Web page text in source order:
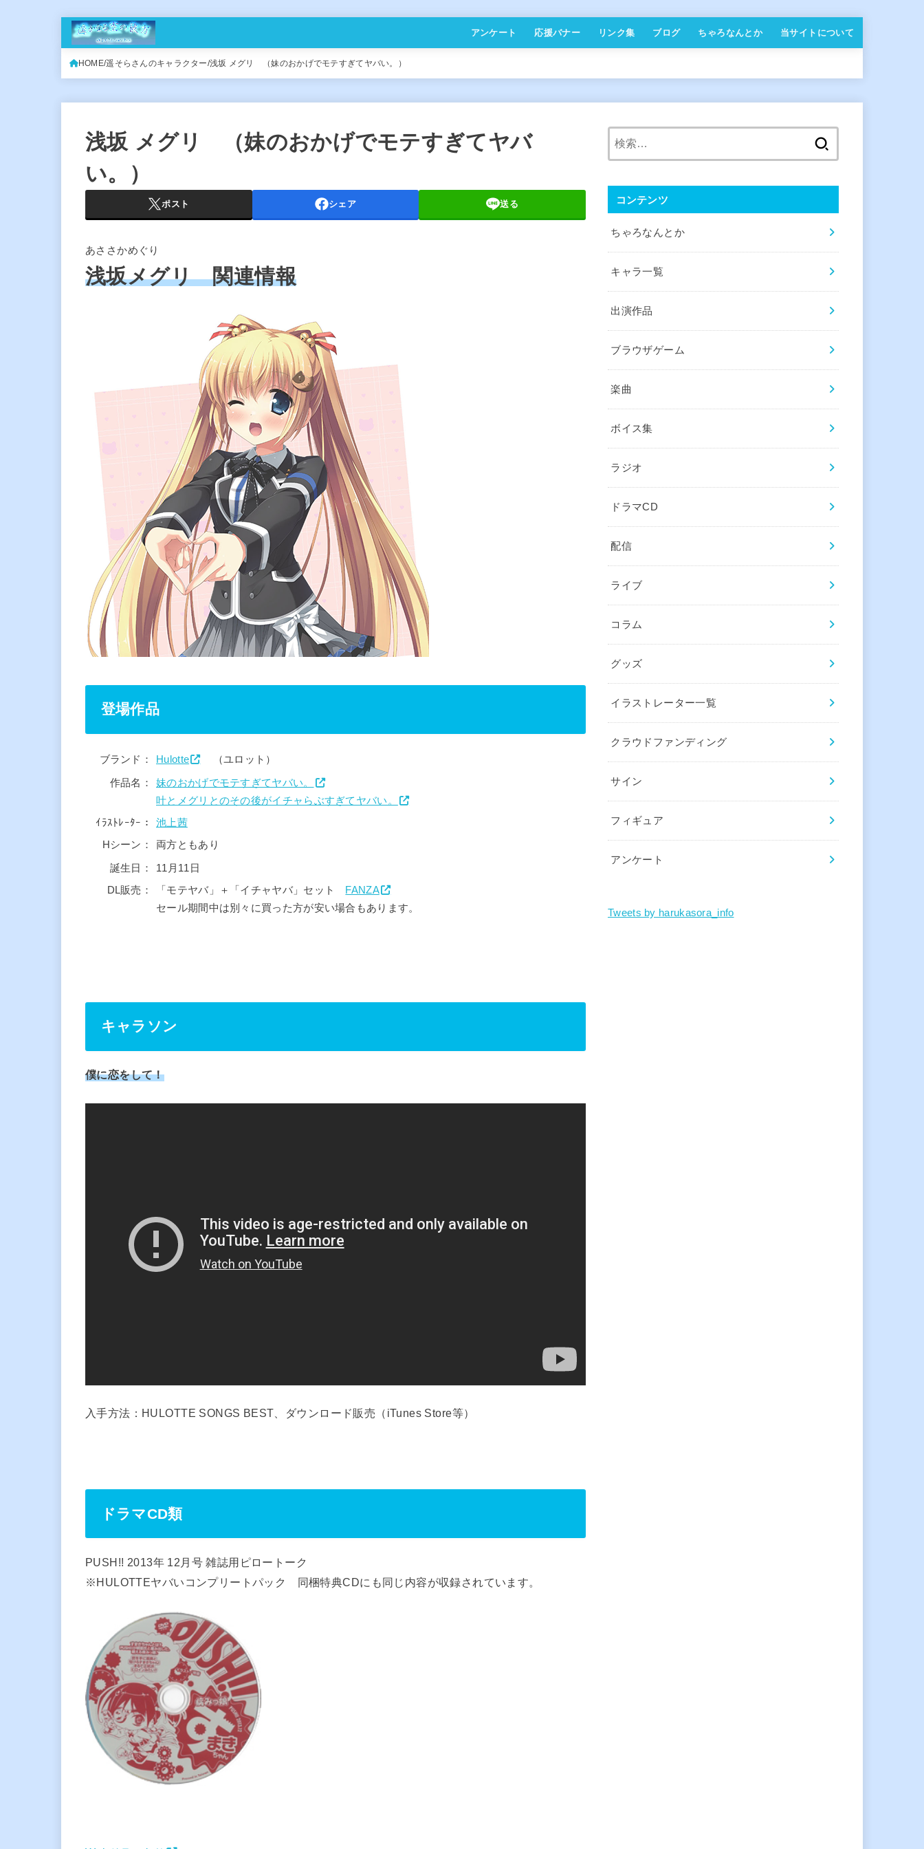
アンケート 応援バナー リンク集 ブログ ちゃろなんとか 当サイトについて
HOME 遥そらさんのキャラクター 浅坂 メグリ （妹のおかげでモテすぎてヤバい。）
浅坂 メグリ （妹のおかげでモテすぎてヤバ
い。）
ポスト シェア 送る
あささかめぐり
浅坂メグリ 関連情報
登場作品
ブランド： Hulotte （ユロット）
作品名：
妹のおかげでモテすぎてヤバい。
叶とメグリとのその後がイチャらぶすぎてヤバい。
ｲﾗｽﾄﾚｰﾀｰ：
池上茜
Hシーン：
両方ともあり
誕生日：
11月11日
DL販売：
「モテヤバ」＋「イチャヤバ」セット FANZA
セール期間中は別々に買った方が安い場合もあります。
キャラソン
僕に恋をして！
入手方法：HULOTTE SONGS BEST、ダウンロード販売（iTunes Store等）
ドラマCD類
PUSH!! 2013年 12月号 雑誌用ピロートーク
※HULOTTEヤバいコンプリートパック 同梱特典CDにも同じ内容が収録されています。
コンテンツ
ちゃろなんとか
キャラ一覧
出演作品
ブラウザゲーム
楽曲
ボイス集
ラジオ
ドラマCD
配信
ライブ
コラム
グッズ
イラストレーター一覧
クラウドファンディング
サイン
フィギュア
アンケート
Tweets by harukasora_info